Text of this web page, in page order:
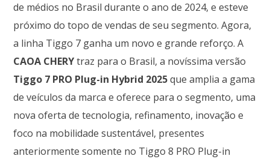
de médios no Brasil durante o ano de 2024, e esteve
próximo do topo de vendas de seu segmento. Agora,
a linha Tiggo 7 ganha um novo e grande reforço. A
CAOA CHERYtraz para o Brasil, a novíssima versão
Tiggo 7 PRO Plug-in Hybrid 2025que amplia a gama
de veículos da marca e oferece para o segmento, uma
nova oferta de tecnologia, refinamento, inovação e
foco na mobilidade sustentável, presentes
anteriormente somente no Tiggo 8 PRO Plug-in